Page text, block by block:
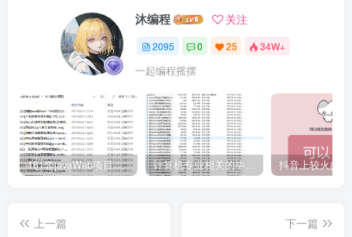
沐编程 关注
2095 0 25 34W+
一起编程摇摆
161套javaWeb项目源码免费分享 计算机专业相关的毕业设计论文合集免费下载
上一篇
下一篇